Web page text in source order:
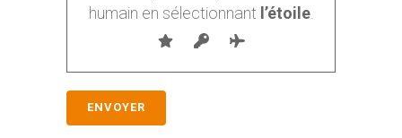
humain en sélectionnant l’étoile.